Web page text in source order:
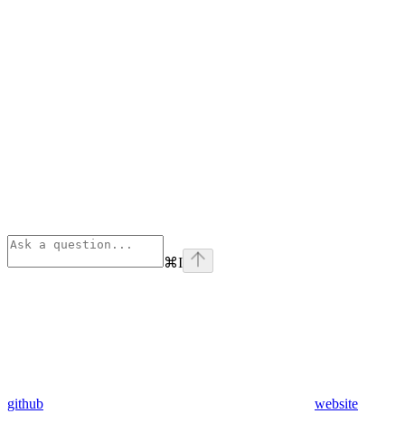
⌘I
github website